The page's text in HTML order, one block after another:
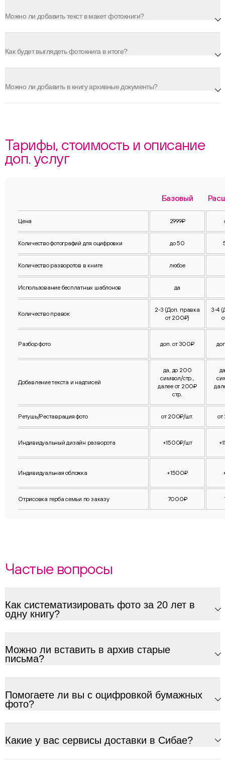
Можно ли добавить текст в макет фотокниги?
Как будет выглядеть фотокнига в итоге?
Можно ли добавить в книгу архивные документы?
Тарифы, стоимость и описание
доп. услуг
Базовый
Цена 2999₽
Количество фотографий для оцифровки до 50
Количество разворотов в книге любое
Использование бесплатных шаблонов да
Количество правок
2-3 (Доп. правка
от 200₽)
3-4
Разбор фото доп. от 300₽
Добавление текста и надписей
да, до 200
символ/стр.,
далее от 200₽
стр.
Ретушь/Реставрация фото от 200₽/шт.
Индивидуальный дизайн разворота +1500₽/шт
Индивидуальная обложка +1500₽
Отрисовка герба семьи по заказу 7000₽
Частые вопросы
Как систематизировать фото за 20 лет в
одну книгу?
Можно ли вставить в архив старые
письма?
Помогаете ли вы с оцифровкой бумажных
фото?
Какие у вас сервисы доставки в Сибае?